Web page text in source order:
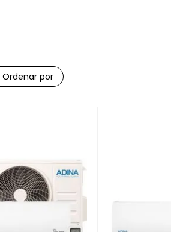
Ordenar por